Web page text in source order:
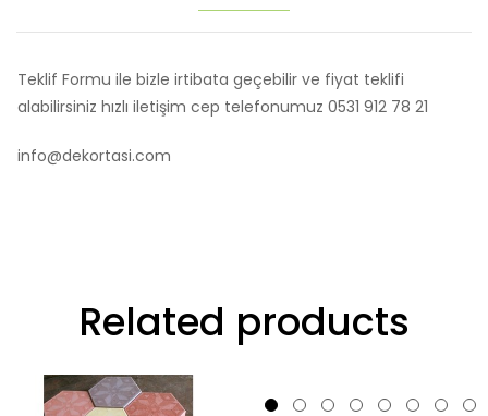
Teklif Formu ile bizle irtibata geçebilir ve fiyat teklifi
alabilirsiniz hızlı iletişim cep telefonumuz 0531 912 78 21
info@dekortasi.com
Related products